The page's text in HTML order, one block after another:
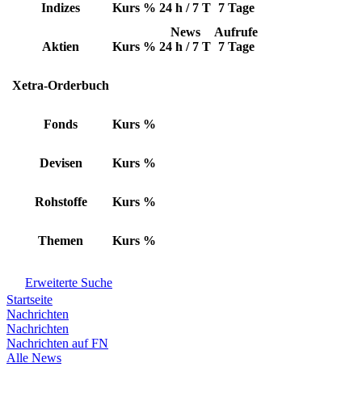
Indizes Kurs % 24 h / 7 T 7 Tage
Aktien Kurs %
News
24 h / 7 T
Aufrufe
7 Tage
Xetra-Orderbuch
Fonds Kurs %
Devisen Kurs %
Rohstoffe Kurs %
Themen Kurs %
Erweiterte Suche
Startseite
Nachrichten
Nachrichten
Nachrichten auf FN
Alle News